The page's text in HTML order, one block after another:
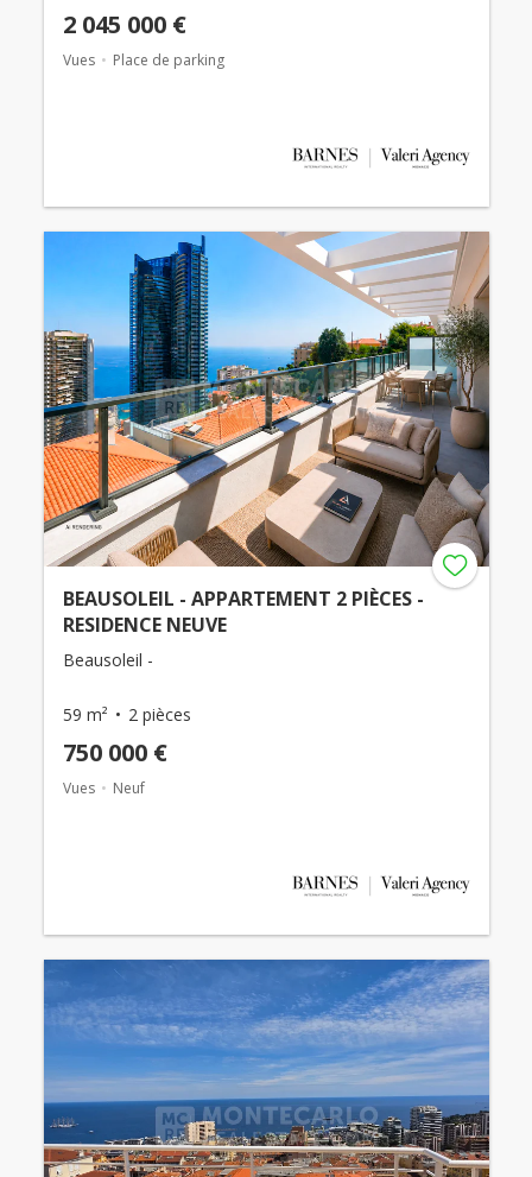
2 045 000 €
Vues Place de parking
BEAUSOLEIL - APPARTEMENT 2 PIÈCES -
RESIDENCE NEUVE
Beausoleil -
59 m² 2 pièces
750 000 €
Vues Neuf